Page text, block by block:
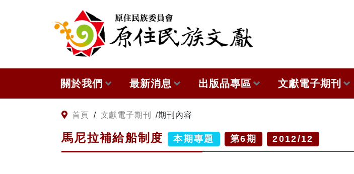
關於我們
關於原住民族文獻會
原住民族文獻會設置要點
最新消息
網站訊息
徵稿訊息
出版品專區
與國史館共同出版品介紹
文獻電子期刊
歷史期刊
首頁 / 文獻電子期刊 /期刊內容
馬尼拉補給船制度 本期專題 第6期 2012/12